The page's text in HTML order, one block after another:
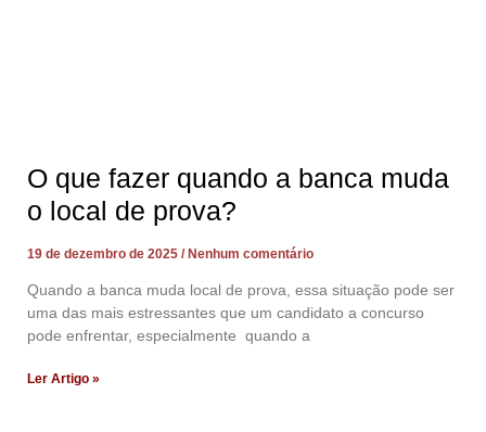
O que fazer quando a banca muda
o local de prova?
19 de dezembro de 2025 Nenhum comentário
Quando a banca muda local de prova, essa situação pode ser
uma das mais estressantes que um candidato a concurso
pode enfrentar, especialmente quando a
Ler Artigo »